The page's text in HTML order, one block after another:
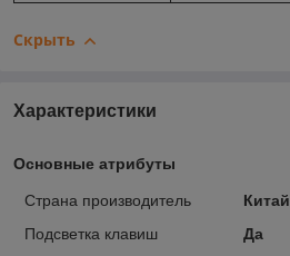
Скрыть
Характеристики
Основные атрибуты
Страна производитель
Китай
Подсветка клавиш
Да